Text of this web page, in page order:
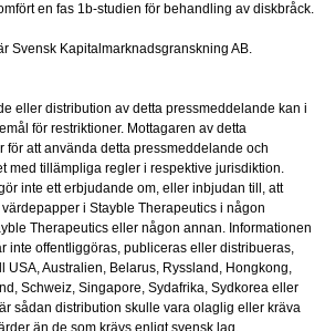
en fas 1b-studien för behandling av diskbråck.
Svensk Kapitalmarknadsgranskning AB.
eller distribution av detta pressmeddelande kan i
för restriktioner. Mottagaren av detta
för att använda detta pressmeddelande och
med tillämpliga regler i respektive jurisdiktion.
inte ett erbjudande om, eller inbjudan till, att
i Stayble Therapeutics i någon
Therapeutics eller någon annan. Informationen
inte offentliggöras, publiceras eller distribueras,
USA, Australien, Belarus, Ryssland, Hongkong,
Schweiz, Singapore, Sydafrika, Sydkorea eller
sådan distribution skulle vara olaglig eller kräva
än de som krävs enligt svensk lag.